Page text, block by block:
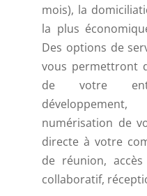
mois), la
la plus
Des options de
vous permettront
de votre
numérisation de
directe à votre
de réunion,
collaboratif,